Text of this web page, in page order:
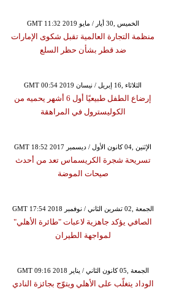
GMT 11:32 2019 الخميس ,30 أيار / مايو
منظمة التجارة العالمية تقبل شكوى الإمارات
ضد قطر بشأن حظر السلع
GMT 00:54 2019 الثلاثاء ,16 إبريل / نيسان
إرضاع الطفل طبيعيًا أول 6 أشهر يحميه من
الكوليسترول في المراهقة
GMT 18:52 2017 الإثنين ,04 كانون الأول / ديسمبر
تسريحة شجرة الكريسماس تعد من أحدث
صيحات الموضة
GMT 17:54 2018 الجمعة ,02 تشرين الثاني / نوفمبر
الصافي يؤكد جاهزية لاعبات "طائرة الأهلي"
لمواجهة الطيران
GMT 09:16 2018 الجمعة ,05 كانون الثاني / يناير
الوداد يتغلّب على الأهلي ويتوّج بجائزة النادي